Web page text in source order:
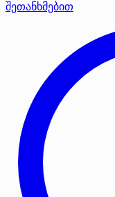
შეთანხმებით